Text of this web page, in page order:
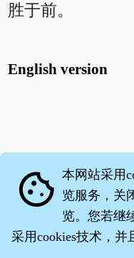
胜于前。
English version
cookie 本网站采用
览服务，关
览。您若继
采用cookies技术，并